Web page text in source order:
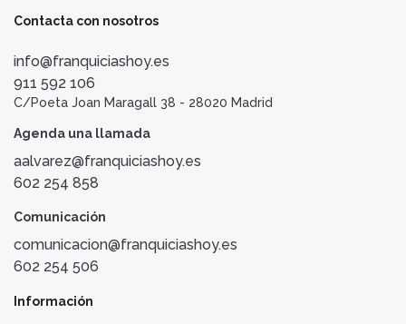
Contacta con nosotros
info@franquiciashoy.es
911 592 106
C/Poeta Joan Maragall 38 - 28020 Madrid
Agenda una llamada
aalvarez@franquiciashoy.es
602 254 858
Comunicación
comunicacion@franquiciashoy.es
602 254 506
Información